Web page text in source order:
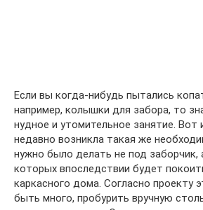
Если вы когда-нибудь пытались
например, колышки для забора, то
нудное и утомительное занятие. Вот
недавно возникла такая же
нужно было делать не под заборчик,
которых впоследствии будет
каркасного дома. Согласно проекту
быть много, пробурить вручную